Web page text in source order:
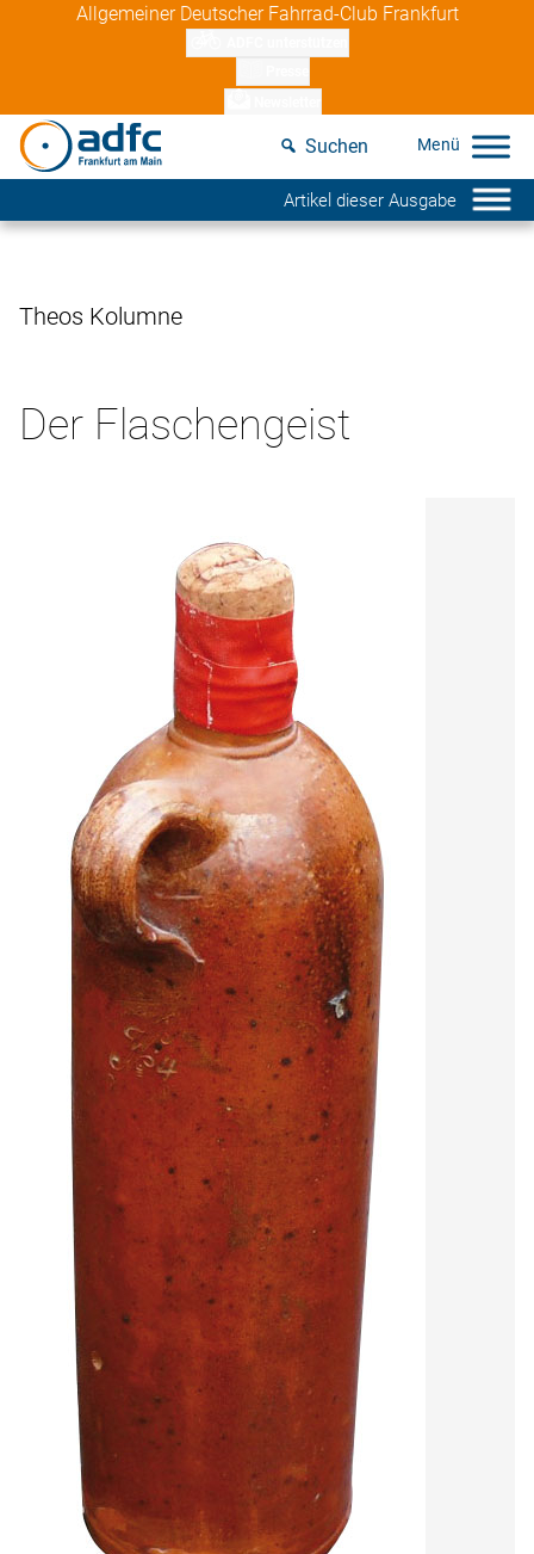
Allgemeiner Deutscher Fahrrad-Club Frankfurt
Suchen
Artikel dieser Ausgabe
Theos Kolumne
Der Flaschengeist